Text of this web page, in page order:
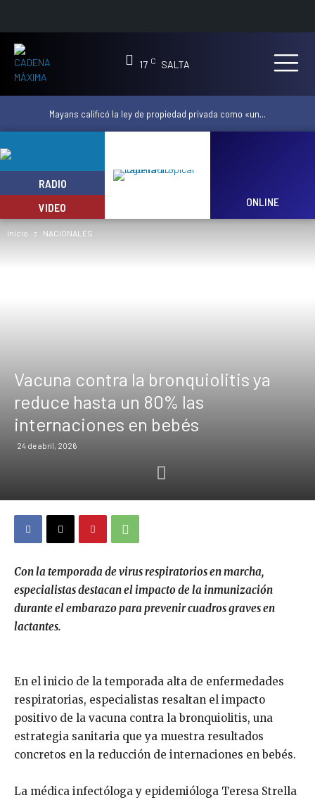
17 C SALTA
Mayans calificó la ley de propiedad privada como «un...
RADIO
VIDEO
ONLINE
Inicio NACIONALES
Vacuna contra la bronquiolitis ya
reduce hasta un 80% las
internaciones en bebés
24 de abril, 2026
Con la temporada de virus respiratorios en marcha,
especialistas destacan el impacto de la inmunización
durante el embarazo para prevenir cuadros graves en
lactantes.
En el inicio de la temporada alta de enfermedades
respiratorias, especialistas resaltan el impacto
positivo de la vacuna contra la bronquiolitis, una
estrategia sanitaria que ya muestra resultados
concretos en la reducción de internaciones en bebés.
La médica infectóloga y epidemióloga Teresa Strella